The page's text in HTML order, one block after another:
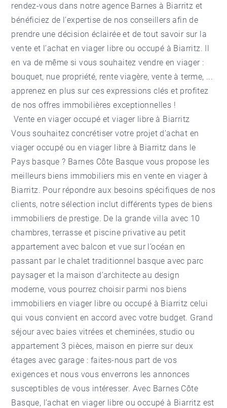
rendez-vous dans notre agence Barnes à Biarritz et
bénéficiez de l’expertise de nos conseillers afin de
prendre une décision éclairée et de tout savoir sur la
vente et l’achat en viager libre ou occupé à Biarritz. Il
en va de même si vous souhaitez vendre en viager :
bouquet, nue propriété, rente viagère, vente à terme, ...
apprenez en plus sur ces expressions clés et profitez
de nos offres immobilières exceptionnelles !
Vente en viager occupé et viager libre à Biarritz
Vous souhaitez concrétiser votre projet d’achat en
viager occupé ou en viager libre à Biarritz dans le
Pays basque ? Barnes Côte Basque vous propose les
meilleurs biens immobiliers mis en vente en viager à
Biarritz. Pour répondre aux besoins spécifiques de nos
clients, notre sélection inclut différents types de biens
immobiliers de prestige. De la grande villa avec 10
chambres, terrasse et piscine privative au petit
appartement avec balcon et vue sur l’océan en
passant par le chalet traditionnel basque avec parc
paysager et la maison d’architecte au design
moderne, vous pourrez choisir parmi nos biens
immobiliers en viager libre ou occupé à Biarritz celui
qui vous convient en accord avec votre budget. Grand
séjour avec baies vitrées et cheminées, studio ou
appartement 3 pièces, maison en pierre sur deux
étages avec garage : faites-nous part de vos
exigences et nous vous enverrons les annonces
susceptibles de vous intéresser. Avec Barnes Côte
Basque, l’achat en viager libre ou occupé à Biarritz est